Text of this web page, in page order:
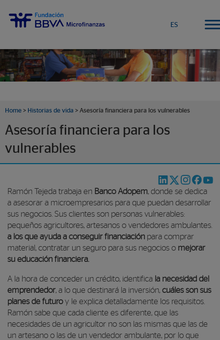
ES
Home > Historias de vida > Asesoría financiera para los vulnerables
Asesoría financiera para los
vulnerables
Ramón Tejeda trabaja en Banco Adopem, donde se dedica
a asesorar a microempresarios para que puedan desarrollar
sus negocios. Sus clientes son personas vulnerables:
pequeños agricultores, artesanos o vendedores ambulantes.
a los que ayuda a conseguir financiación para comprar
material, contratar un seguro para sus negocios o mejorar
su educación financiera.
A la hora de conceder un crédito, identifica la necesidad del
emprendedor, a lo que destinará la inversión, cuáles son sus
planes de futuroy le explica detalladamente los requisitos.
Ramón sabe que cada cliente es diferente, que las
necesidades de un agricultor no son las mismas que las de
un artesano o las de un vendedor ambulante, por lo que